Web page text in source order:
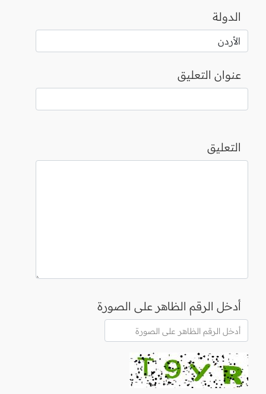
الدولة
عنوان التعليق
التعليق
أدخل الرقم الظاهر على الصورة